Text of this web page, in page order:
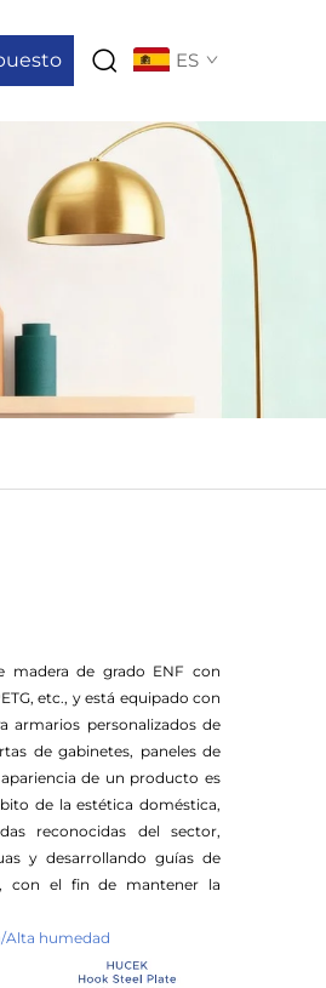
ES
madera de grado ENF con
etc., y está equipado con
armarios personalizados de
de gabinetes, paneles de
de un producto es
de la estética doméstica,
reconocidas del sector,
y desarrollando guías de
con el fin de mantener la
Alta humedad